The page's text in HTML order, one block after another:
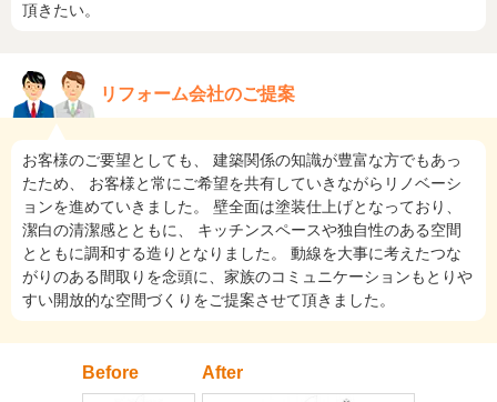
頂きたい。
リフォーム会社のご提案
お客様のご要望としても、 建築関係の知識が豊富な方でもあっ
たため、 お客様と常にご希望を共有していきながらリノベーシ
ョンを進めていきました。 壁全面は塗装仕上げとなっており、
潔白の清潔感とともに、 キッチンスペースや独自性のある空間
とともに調和する造りとなりました。 動線を大事に考えたつな
がりのある間取りを念頭に、家族のコミュニケーションもとりや
すい開放的な空間づくりをご提案させて頂きました。
Before After